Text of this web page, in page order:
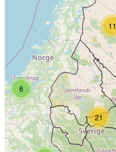
6
21
11